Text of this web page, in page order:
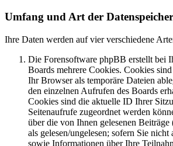
Umfang und Art der
Ihre Daten werden auf vier verschiedene
Die Forensoftware phpBB erstellt bei
Boards mehrere Cookies. Cookies
Ihr Browser als temporäre Dateien
den einzelnen Aufrufen des Boards
Cookies sind die aktuelle ID Ihrer
Seitenaufrufe zugeordnet werden
über die von Ihnen gelesenen
als gelesen/ungelesen; sofern Sie nicht
sowie Informationen über Ihre